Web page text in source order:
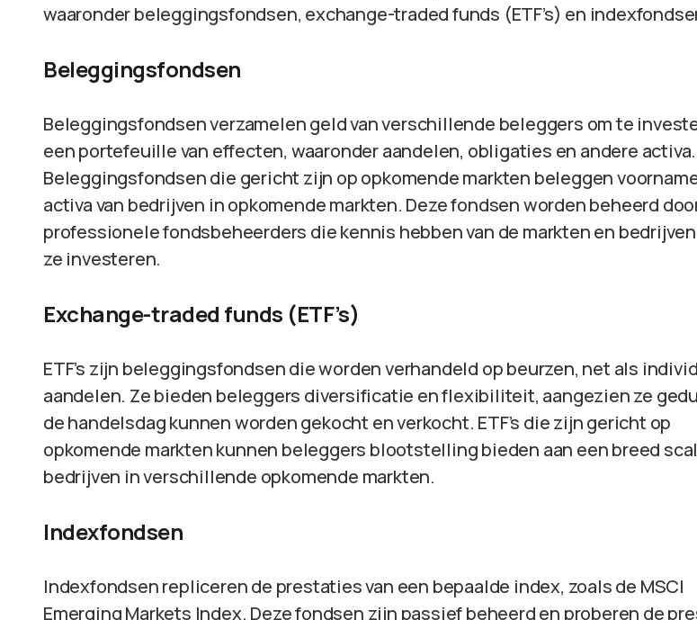
waaronder beleggingsfondsen, exchange-traded funds (ETF’s) en
Beleggingsfondsen
Beleggingsfondsen verzamelen geld van verschillende beleggers om te
een portefeuille van effecten, waaronder aandelen, obligaties en andere activa.
Beleggingsfondsen die gericht zijn op opkomende markten beleggen
activa van bedrijven in opkomende markten. Deze fondsen worden beheerd
professionele fondsbeheerders die kennis hebben van de markten en
ze investeren.
Exchange-traded funds (ETF’s)
ETF’s zijn beleggingsfondsen die worden verhandeld op beurzen, net als
aandelen. Ze bieden beleggers diversificatie en flexibiliteit, aangezien ze
de handelsdag kunnen worden gekocht en verkocht. ETF’s die zijn gericht op
opkomende markten kunnen beleggers blootstelling bieden aan een breed
bedrijven in verschillende opkomende markten.
Indexfondsen
Indexfondsen repliceren de prestaties van een bepaalde index, zoals de MSCI
Emerging Markets Index. Deze fondsen zijn passief beheerd en proberen de